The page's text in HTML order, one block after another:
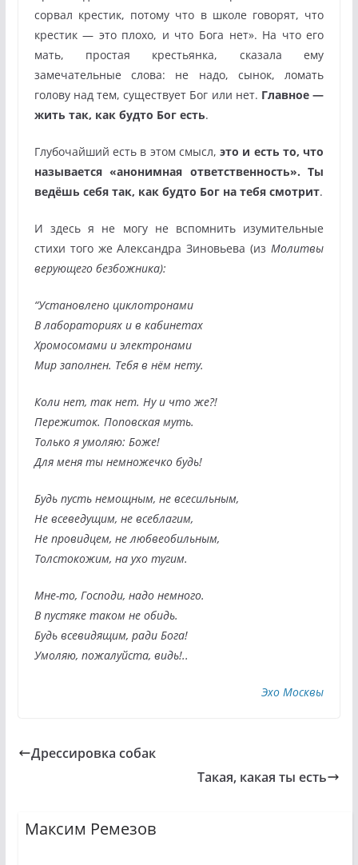
сорвал крестик, потому что в школе говорят, что
крестик — это плохо, и что Бога нет». На что его
мать, простая крестьянка, сказала ему
замечательные слова: не надо, сынок, ломать
голову над тем, существует Бог или нет. Главное —
жить так, как будто Бог есть.
Глубочайший есть в этом смысл,это и есть то, что
называется «анонимная ответственность». Ты
ведёшь себя так, как будто Бог на тебя смотрит.
И здесь я не могу не вспомнить изумительные
стихи того же Александра Зиновьева (изМолитвы
верующего безбожника):
“Установлено циклотронами
В лабораториях и в кабинетах
Хромосомами и электронами
Мир заполнен. Тебя в нём нету.
Коли нет, так нет. Ну и что же?!
Пережиток. Поповская муть.
Только я умоляю: Боже!
Для меня ты немножечко будь!
Будь пусть немощным, не всесильным,
Не всеведущим, не всеблагим,
Не провидцем, не любвеобильным,
Толстокожим, на ухо тугим.
Мне-то, Господи, надо немного.
В пустяке таком не обидь.
Будь всевидящим, ради Бога!
Умоляю, пожалуйста, видь!..
Эхо Москвы
Дрессировка собак
Такая, какая ты есть
Максим Ремезов